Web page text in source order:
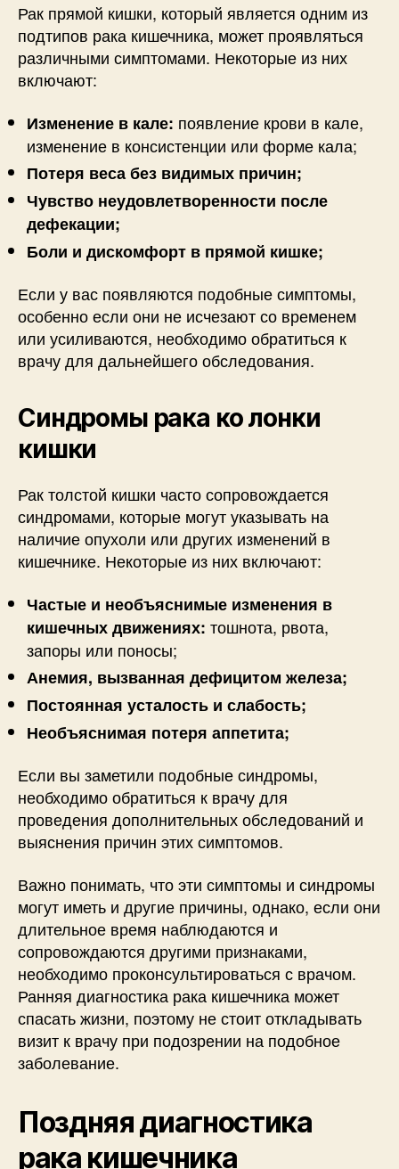
Рак прямой кишки, который является одним из
подтипов рака кишечника, может проявляться
различными симптомами. Некоторые из них
включают:
Изменение в кале: появление крови в кале,
изменение в консистенции или форме кала;
Потеря веса без видимых причин;
Чувство неудовлетворенности после
дефекации;
Боли и дискомфорт в прямой кишке;
Если у вас появляются подобные симптомы,
особенно если они не исчезают со временем
или усиливаются, необходимо обратиться к
врачу для дальнейшего обследования.
Синдромы рака ко лонки
кишки
Рак толстой кишки часто сопровождается
синдромами, которые могут указывать на
наличие опухоли или других изменений в
кишечнике. Некоторые из них включают:
Частые и необъяснимые изменения в
кишечных движениях: тошнота, рвота,
запоры или поносы;
Анемия, вызванная дефицитом железа;
Постоянная усталость и слабость;
Необъяснимая потеря аппетита;
Если вы заметили подобные синдромы,
необходимо обратиться к врачу для
проведения дополнительных обследований и
выяснения причин этих симптомов.
Важно понимать, что эти симптомы и синдромы
могут иметь и другие причины, однако, если они
длительное время наблюдаются и
сопровождаются другими признаками,
необходимо проконсультироваться с врачом.
Ранняя диагностика рака кишечника может
спасать жизни, поэтому не стоит откладывать
визит к врачу при подозрении на подобное
заболевание.
Поздняя диагностика
рака кишечника